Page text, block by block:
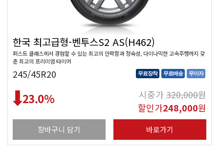
한국 최고급형-벤투스S2 AS(H462)
퍼스트 클래스에서 경험할 수 있는 최고의 안락함과 정숙성, 다이나믹한 고속주행까지 갖
춘 최고의 프리미엄 타이어
245/45R20 무료장착 무료배송 무이자
23.0% 시중가320,000원
할인가248,000원
장바구니 담기 바로가기